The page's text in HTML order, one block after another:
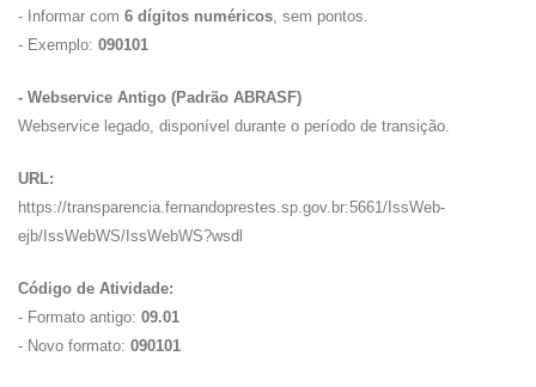
- Informar com 6 dígitos numéricos, sem pontos.
- Exemplo: 090101
- Webservice Antigo (Padrão ABRASF)
Webservice legado, disponível durante o período de transição.
URL:
https://transparencia.fernandoprestes.sp.gov.br:5661/IssWeb-
ejb/IssWebWS/IssWebWS?wsdl
Código de Atividade:
- Formato antigo: 09.01
- Novo formato: 090101